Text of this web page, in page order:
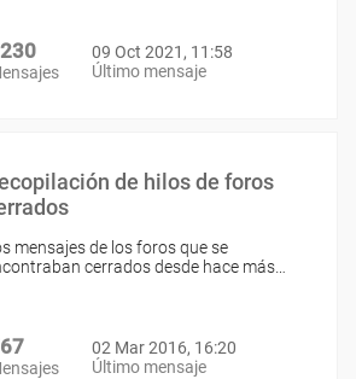
09 Oct 2021, 11:58
Último mensaje
de hilos de foros
mensajes de los foros que se
cerrados desde hace más…
02 Mar 2016, 16:20
Último mensaje